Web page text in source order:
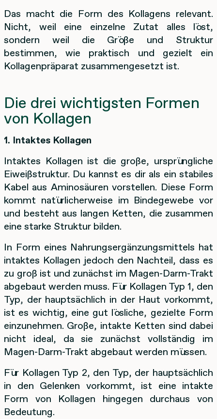
Das macht die Form des Kollagens relevant.
Nicht, weil eine einzelne Zutat alles löst,
sondern weil die Größe und Struktur
bestimmen, wie praktisch und gezielt ein
Kollagenpräparat zusammengesetzt ist.
Die drei wichtigsten Formen
von Kollagen
1. Intaktes Kollagen
Intaktes Kollagen ist die große, ursprüngliche
Eiweißstruktur. Du kannst es dir als ein stabiles
Kabel aus Aminosäuren vorstellen. Diese Form
kommt natürlicherweise im Bindegewebe vor
und besteht aus langen Ketten, die zusammen
eine starke Struktur bilden.
In Form eines Nahrungsergänzungsmittels hat
intaktes Kollagen jedoch den Nachteil, dass es
zu groß ist und zunächst im Magen-Darm-Trakt
abgebaut werden muss. Für Kollagen Typ 1, den
Typ, der hauptsächlich in der Haut vorkommt,
ist es wichtig, eine gut lösliche, gezielte Form
einzunehmen. Große, intakte Ketten sind dabei
nicht ideal, da sie zunächst vollständig im
Magen-Darm-Trakt abgebaut werden müssen.
Für Kollagen Typ 2, den Typ, der hauptsächlich
in den Gelenken vorkommt, ist eine intakte
Form von Kollagen hingegen durchaus von
Bedeutung.